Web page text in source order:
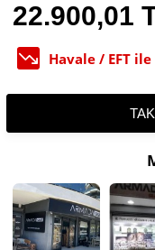
22.900,01
Havale / EFT